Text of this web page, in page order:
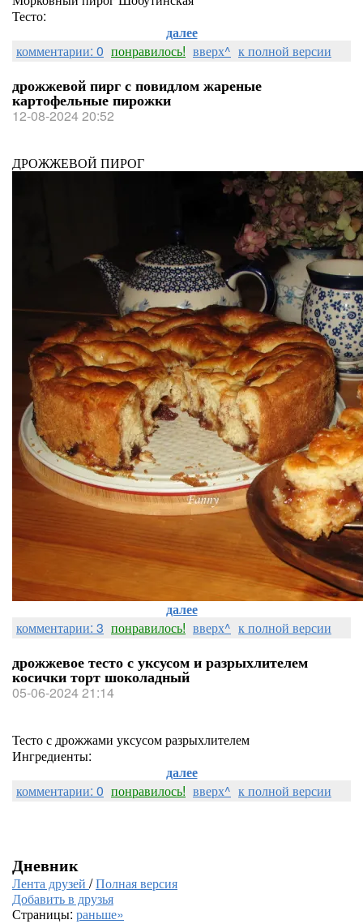
Тесто:
далее
комментарии: 0 понравилось! вверх^ к полной версии
дрожжевой пирг с повидлом жареные
картофельные пирожки
12-08-2024 20:52
ДРОЖЖЕВОЙ ПИРОГ
далее
комментарии: 3 понравилось! вверх^ к полной версии
дрожжевое тесто с уксусом и разрыхлителем
косички торт шоколадный
05-06-2024 21:14
Тесто с дрожжами уксусом разрыхлителем
Ингредиенты:
далее
комментарии: 0 понравилось! вверх^ к полной версии
Дневник
Лента друзей /Полная версия
Добавить в друзья
Страницы: раньше»